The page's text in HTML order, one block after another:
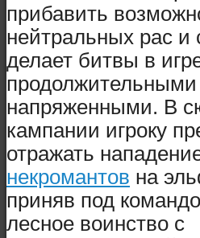
прибавить
нейтральных рас и
делает битвы в
продолжительными
напряженными. В
кампании игроку
отражать
некромантов на
приняв под
лесное воинство с